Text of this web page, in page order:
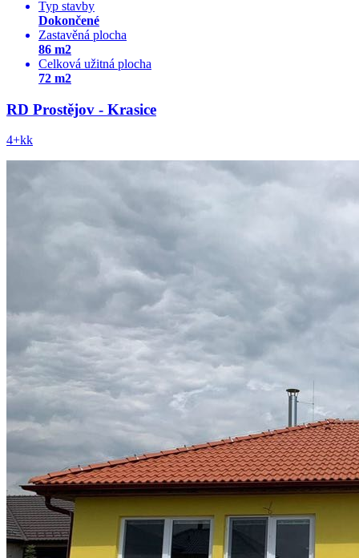
Typ stavby
Dokončené
Zastavěná plocha
86 m2
Celková užitná plocha
72 m2
RD Prostějov - Krasice
4+kk